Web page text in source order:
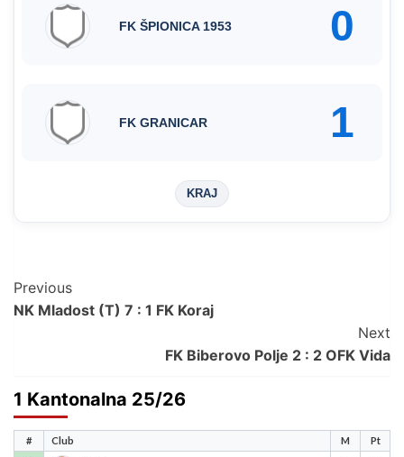
FK ŠPIONICA 1953 0
FK GRANICAR 1
KRAJ
Post
Navigation
Previous
NK Mladost (T) 7 : 1 FK Koraj
Next
FK Biberovo Polje 2 : 2 OFK Vida
1 Kantonalna 25/26
# Club M Pt